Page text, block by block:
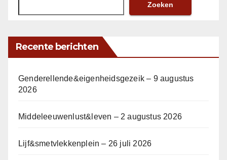
Zoeken
Recente berichten
Genderellende&eigenheidsgezeik – 9 augustus
2026
Middeleeuwenlust&leven – 2 augustus 2026
Lijf&smetvlekkenplein – 26 juli 2026